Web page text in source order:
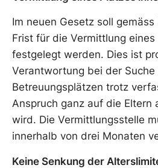
Im neuen Gesetz soll
Frist für die Vermittlung
festgelegt werden. Dies ist
Verantwortung bei der Suche
Betreuungsplätzen trotz
Anspruch ganz auf die Eltern
wird. Die Vermittlungsstelle
innerhalb von drei Monaten
Keine Senkung der